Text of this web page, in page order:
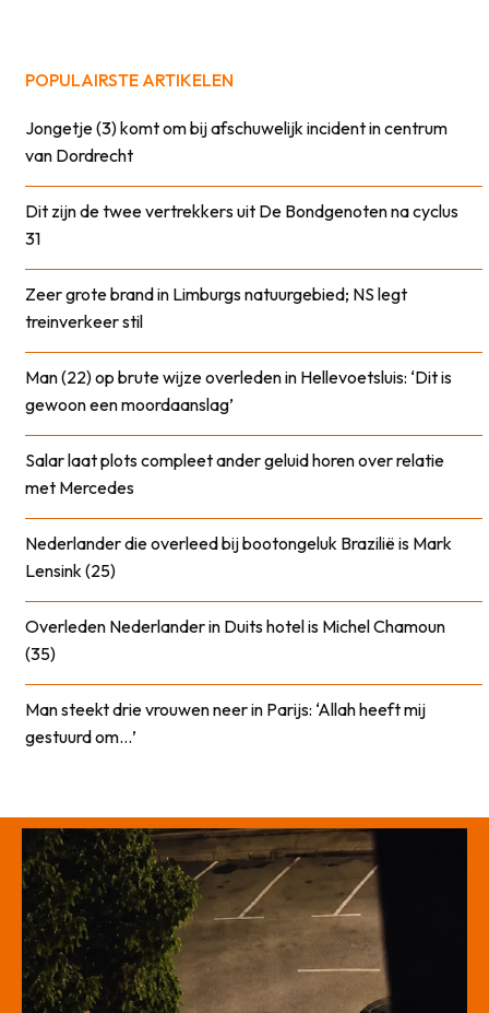
POPULAIRSTE ARTIKELEN
Jongetje (3) komt om bij afschuwelijk incident in centrum
van Dordrecht
Dit zijn de twee vertrekkers uit De Bondgenoten na cyclus
31
Zeer grote brand in Limburgs natuurgebied; NS legt
treinverkeer stil
Man (22) op brute wijze overleden in Hellevoetsluis: ‘Dit is
gewoon een moordaanslag’
Salar laat plots compleet ander geluid horen over relatie
met Mercedes
Nederlander die overleed bij bootongeluk Brazilië is Mark
Lensink (25)
Overleden Nederlander in Duits hotel is Michel Chamoun
(35)
Man steekt drie vrouwen neer in Parijs: ‘Allah heeft mij
gestuurd om…’